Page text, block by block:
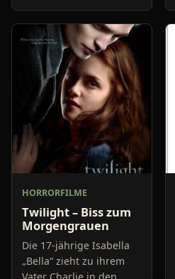
zu campen. Bereits auf
dem Weg zum Zielpunkt
mach
HORRORFILME
Twilight – Biss zum
Morgengrauen
Die 17-jährige Isabella
„Bella“ zieht zu ihrem